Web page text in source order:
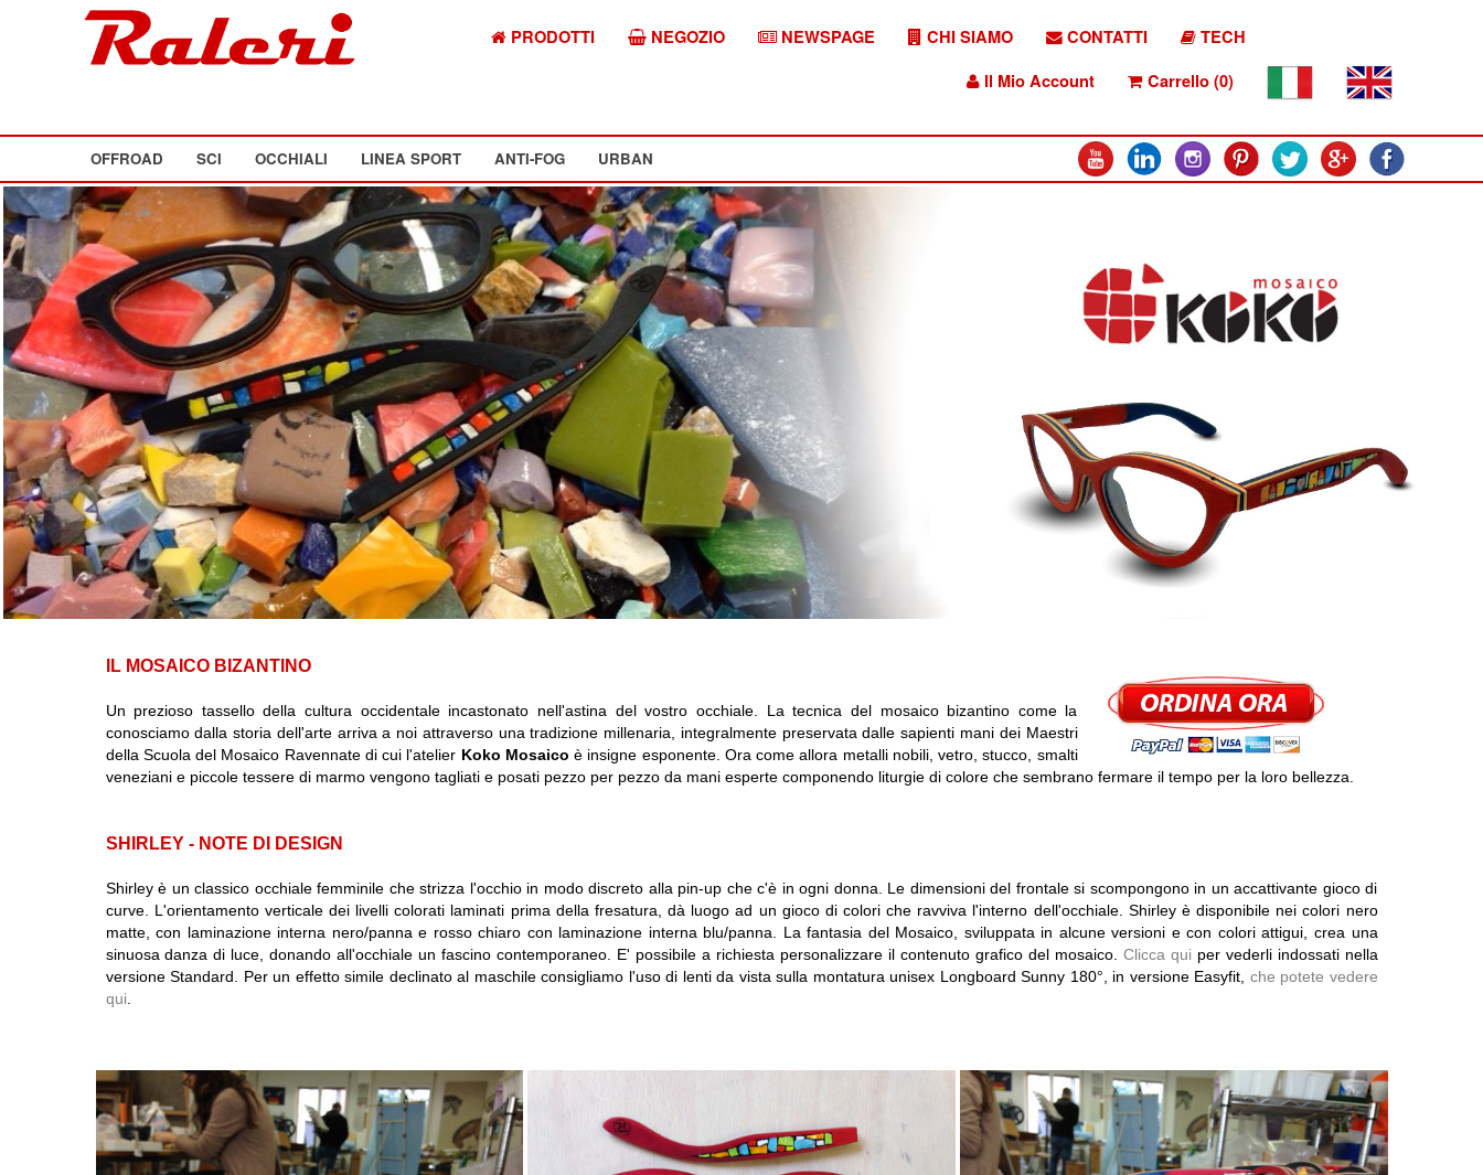
PRODOTTI NEGOZIO NEWSPAGE CHI SIAMO CONTATTI
TECH
Il Mio Account
Carrello (0)
OFFROAD SCI OCCHIALI LINEA SPORT ANTI-FOG URBAN
IL MOSAICO BIZANTINO
Un prezioso tassello della cultura occidentale incastonato nell'astina del vostro occhiale. La tecnica del mosaico bizantino come la
conosciamo dalla storia dell'arte arriva a noi attraverso una tradizione millenaria, integralmente preservata dalle sapienti mani dei Maestri
della Scuola del Mosaico Ravennate di cui l'atelier Koko Mosaico è insigne esponente. Ora come allora metalli nobili, vetro, stucco, smalti
veneziani e piccole tessere di marmo vengono tagliati e posati pezzo per pezzo da mani esperte componendo liturgie di colore che sembrano fermare il tempo per la loro bellezza.
SHIRLEY - NOTE DI DESIGN
Shirley è un classico occhiale femminile che strizza l'occhio in modo discreto alla pin-up che c'è in ogni donna. Le dimensioni del frontale si scompongono in un accattivante gioco di
curve. L'orientamento verticale dei livelli colorati laminati prima della fresatura, dà luogo ad un gioco di colori che ravviva l'interno dell'occhiale. Shirley è disponibile nei colori nero
matte, con laminazione interna nero/panna e rosso chiaro con laminazione interna blu/panna. La fantasia del Mosaico, sviluppata in alcune versioni e con colori attigui, crea una
sinuosa danza di luce, donando all'occhiale un fascino contemporaneo. E' possibile a richiesta personalizzare il contenuto grafico del mosaico. Clicca qui per vederli indossati nella
versione Standard. Per un effetto simile declinato al maschile consigliamo l'uso di lenti da vista sulla montatura unisex Longboard Sunny 180°, in versione Easyfit, che potete vedere
qui